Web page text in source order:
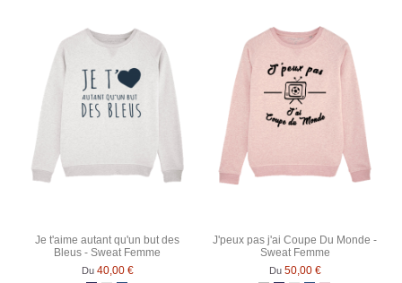
Je t'aime autant qu'un but des
Bleus - Sweat Femme
Du 40,00 €
J'peux pas j'ai Coupe Du Monde -
Sweat Femme
Du 50,00 €